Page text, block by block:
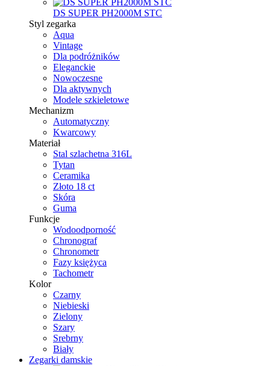
DS SUPER PH2000M STC
Styl zegarka
Aqua
Vintage
Dla podróżników
Eleganckie
Nowoczesne
Dla aktywnych
Modele szkieletowe
Mechanizm
Automatyczny
Kwarcowy
Materiał
Stal szlachetna 316L
Tytan
Ceramika
Złoto 18 ct
Skóra
Guma
Funkcje
Wodoodporność
Chronograf
Chronometr
Fazy księżyca
Tachometr
Kolor
Czarny
Niebieski
Zielony
Szary
Srebrny
Biały
Zegarki damskie